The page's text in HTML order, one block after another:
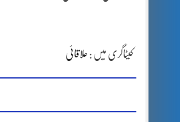
کیٹاگری میں : علاقائی